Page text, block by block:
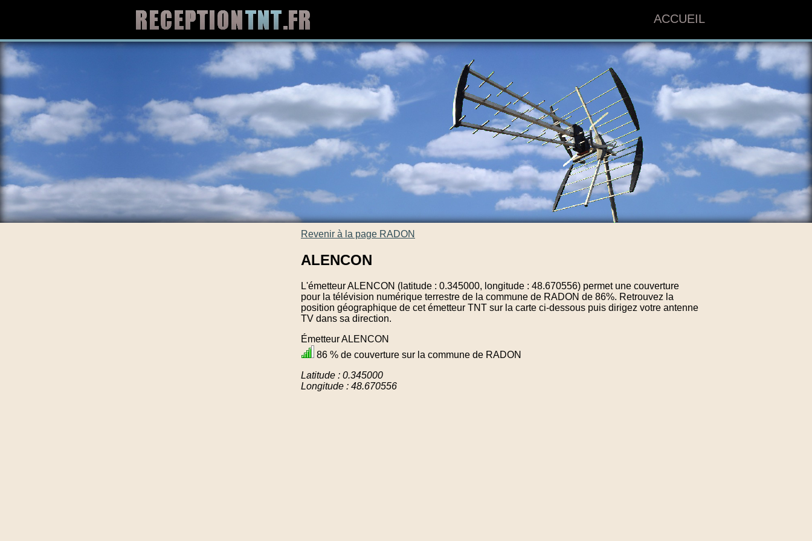
ACCUEIL
Revenir à la page RADON
ALENCON
L'émetteur ALENCON (latitude : 0.345000, longitude : 48.670556) permet une couverture
pour la télévision numérique terrestre de la commune de RADON de 86%. Retrouvez la
position géographique de cet émetteur TNT sur la carte ci-dessous puis dirigez votre antenne
TV dans sa direction.
Émetteur ALENCON
86 % de couverture sur la commune de RADON
Latitude : 0.345000
Longitude : 48.670556